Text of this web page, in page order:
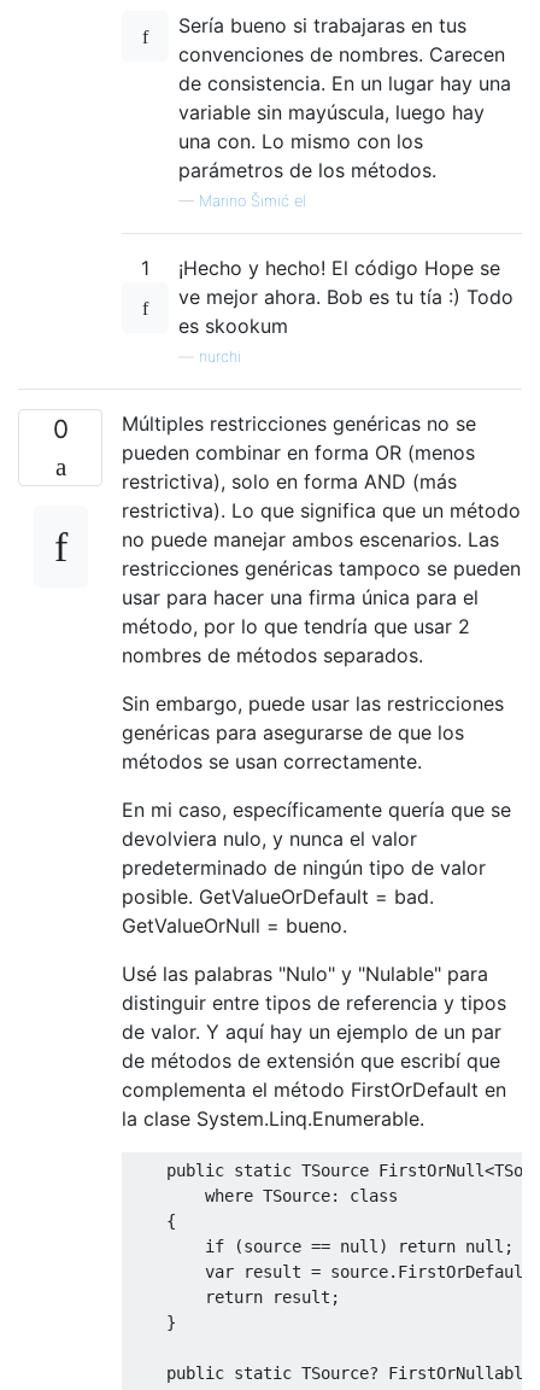
Sería bueno si trabajaras en tus
convenciones de nombres. Carecen
de consistencia. En un lugar hay una
variable sin mayúscula, luego hay
una con. Lo mismo con los
parámetros de los métodos.
— Marino Šimić el
1
¡Hecho y hecho! El código Hope se
ve mejor ahora. Bob es tu tía :) Todo
es skookum
nurchi
0
Múltiples restricciones genéricas no se
pueden combinar en forma OR (menos
restrictiva), solo en forma AND (más
restrictiva). Lo que significa que un método
no puede manejar ambos escenarios. Las
restricciones genéricas tampoco se pueden
usar para hacer una firma única para el
método, por lo que tendría que usar 2
nombres de métodos separados.
Sin embargo, puede usar las restricciones
genéricas para asegurarse de que los
métodos se usan correctamente.
En mi caso, específicamente quería que se
devolviera nulo, y nunca el valor
predeterminado de ningún tipo de valor
posible. GetValueOrDefault = bad.
GetValueOrNull = bueno.
Usé las palabras "Nulo" y "Nulable" para
distinguir entre tipos de referencia y tipos
de valor. Y aquí hay un ejemplo de un par
de métodos de extensión que escribí que
complementa el método FirstOrDefault en
la clase System.Linq.Enumerable.
public static TSource FirstOrNull<
where TSource:
class
{
if
(source == null ) return null ;
var result = source. FirstOrDefault
return result ;
}
public static TSource? FirstOrNullable